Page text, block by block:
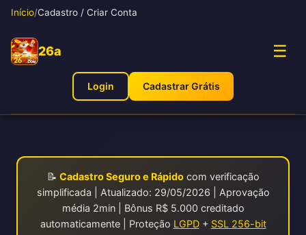
Início/Cadastro / Criar Conta
26a ☰
Login Cadastrar Grátis
📝 Cadastro Seguro e Rápidocom verificação
simplificada | Atualizado: 29/05/2026 | Aprovação
média 2min | Bônus R$ 5.000 creditado
automaticamente | Proteção LGPD+ SSL 256-bit